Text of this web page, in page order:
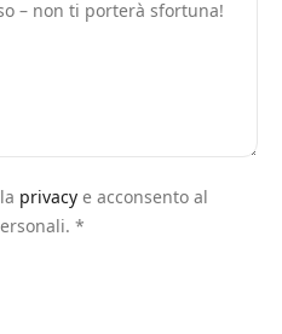
privacy e acconsento al
*